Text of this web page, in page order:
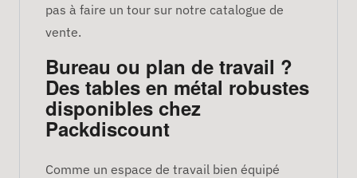
pas à faire un tour sur notre catalogue de
vente.
Bureau ou plan de travail ?
Des tables en métal robustes
disponibles chez
Packdiscount
Comme un espace de travail bien équipé